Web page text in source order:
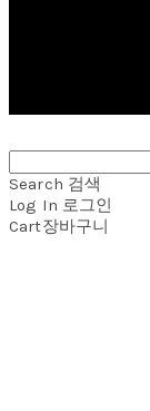
Search 검색
Log In 로그인
Cart장바구니